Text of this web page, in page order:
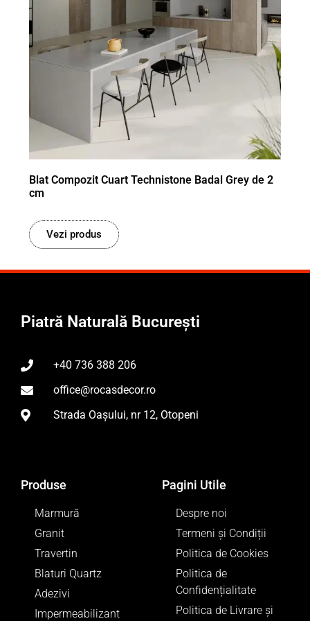
Blat Compozit Cuart Technistone Badal Grey de 2
cm
Vezi produs
Piatră Naturală București
+40 736 388 206
office@rocasdecor.ro
Strada Oașului, nr 12, Otopeni
Produse
Marmură
Granit
Travertin
Blaturi Quartz
Adezivi
Impermeabilizant
Pagini Utile
Despre noi
Termeni și Condiții
Politica de Cookies
Politica de
Confidențialitate
Politica de Livrare și